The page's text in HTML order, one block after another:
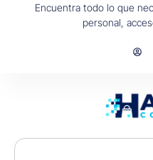
Encuentra todo lo que
personal,